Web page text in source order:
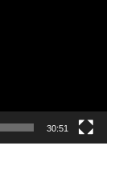
30:51